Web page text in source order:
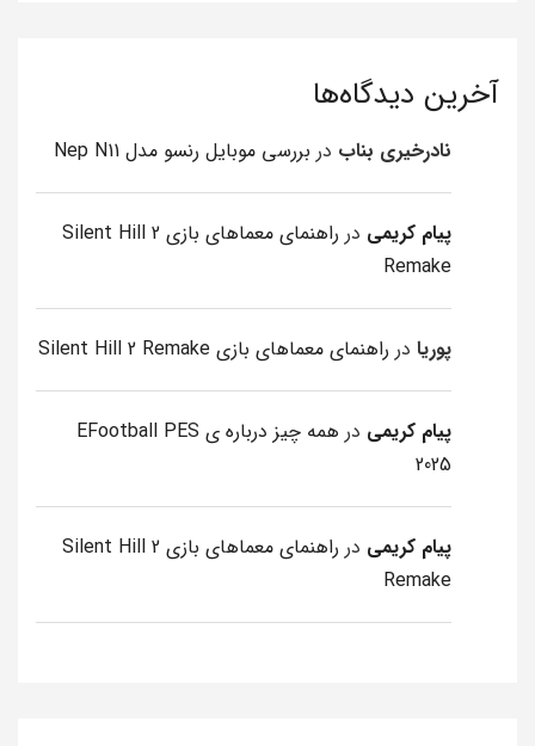
آخرین دیدگاه‌ها
نادرخیری بناب در بررسی موبایل رنسو مدل Nep N11
پیام کریمی در
راهنمای معماهای بازی Silent Hill 2
Remake
پوریا در راهنمای معماهای بازی Silent Hill 2 Remake
پیام کریمی در
همه چیز درباره ی EFootball PES
2025
پیام کریمی در
راهنمای معماهای بازی Silent Hill 2
Remake